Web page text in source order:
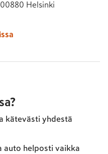
Helsinki
kätevästi yhdestä
auto helposti vaikka